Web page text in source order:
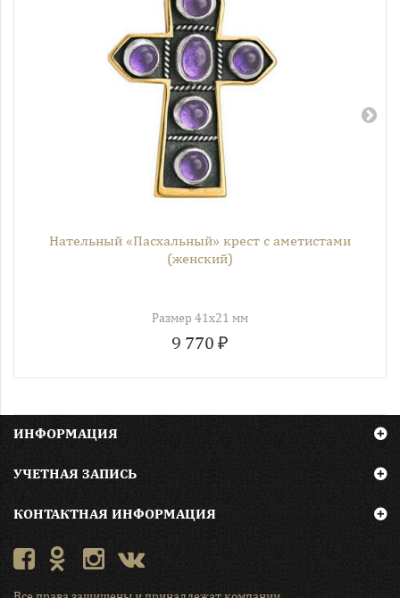
Нательный «Пасхальный» крест с аметистами
(женский)
Размер 41х21 мм
9 770 ₽
ИНФОРМАЦИЯ
УЧЕТНАЯ ЗАПИСЬ
КОНТАКТНАЯ ИНФОРМАЦИЯ